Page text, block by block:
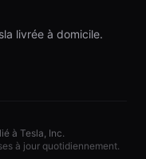
livrée à domicile.
à Tesla, Inc.
à jour quotidiennement.